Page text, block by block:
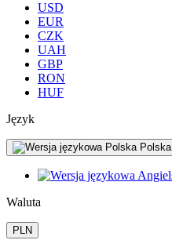
USD
EUR
CZK
UAH
GBP
RON
HUF
Język
Polska
Waluta
PLN